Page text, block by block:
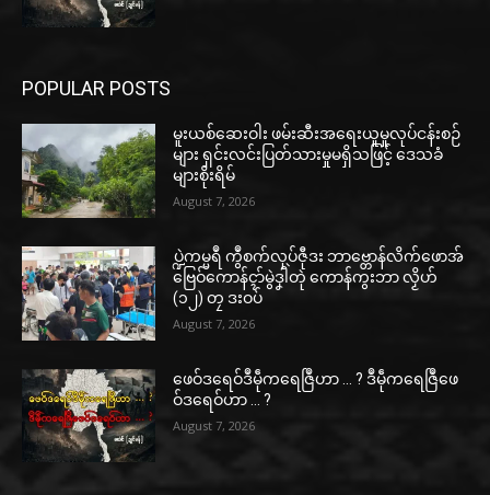
POPULAR POSTS
မူးယစ်ဆေးဝါး ဖမ်းဆီးအရေးယူမှုလုပ်ငန်းစဉ်
များ ရှင်းလင်းပြတ်သားမှုမရှိသဖြင့် ဒေသခံ
များစိုးရိမ်
August 7, 2026
ပ္ဍဲကမ္မရဳ ကွဳစက်လုပ်ဇီုဒး ဘာဗ္တောန်လိက်ဖောအ်
ဗြေဝ်ကောန်ၚာ်မွဲဒၞါဲတုဲ ကောန်ကွးဘာ လၟိဟ်
(၁၂) တၠ ဒးဝပ်
August 7, 2026
ဖေဝ်ဒရေဝ်ဒဳမဵုကရေဇြဳဟာ … ? ဒဳမဵုကရေဇြဳဖေ
ဝ်ဒရေဝ်ဟာ … ?
August 7, 2026